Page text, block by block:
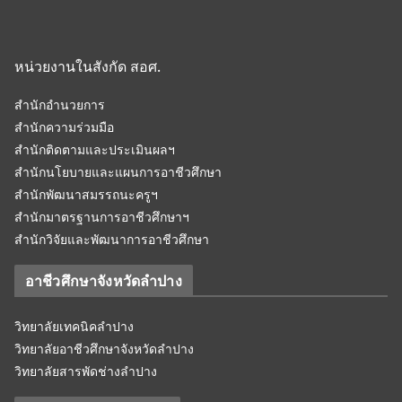
หน่วยงานในสังกัด สอศ.
สำนักอำนวยการ
สำนักความร่วมมือ
สำนักติดตามและประเมินผลฯ
สำนักนโยบายและแผนการอาชีวศึกษา
สำนักพัฒนาสมรรถนะครูฯ
สำนักมาตรฐานการอาชีวศึกษาฯ
สำนักวิจัยและพัฒนาการอาชีวศึกษา
อาชีวศึกษาจังหวัดลำปาง
วิทยาลัยเทคนิคลำปาง
วิทยาลัยอาชีวศึกษาจังหวัดลำปาง
วิทยาลัยสารพัดช่างลำปาง